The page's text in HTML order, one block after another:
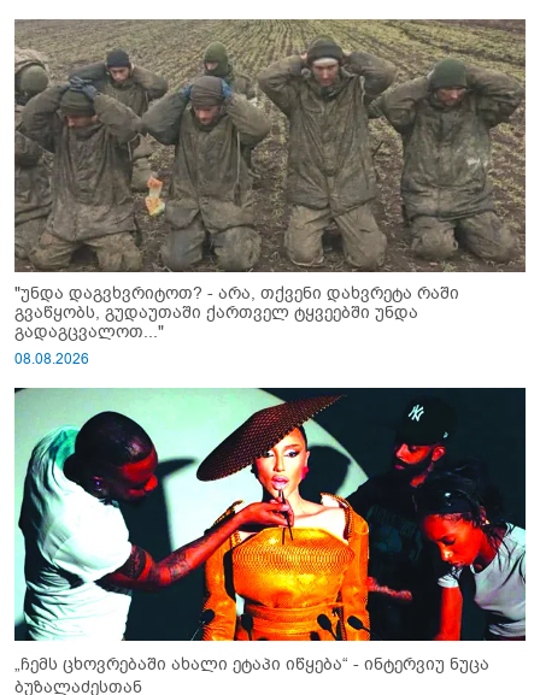
"უნდა დაგვხვრიტოთ? - არა, თქვენი დახვრეტა რაში
გვაწყობს, გუდაუთაში ქართველ ტყვეებში უნდა
გადაგცვალოთ..."
08.08.2026
„ჩემს ცხოვრებაში ახალი ეტაპი იწყება“ - ინტერვიუ ნუცა
ბუზალაძესთან